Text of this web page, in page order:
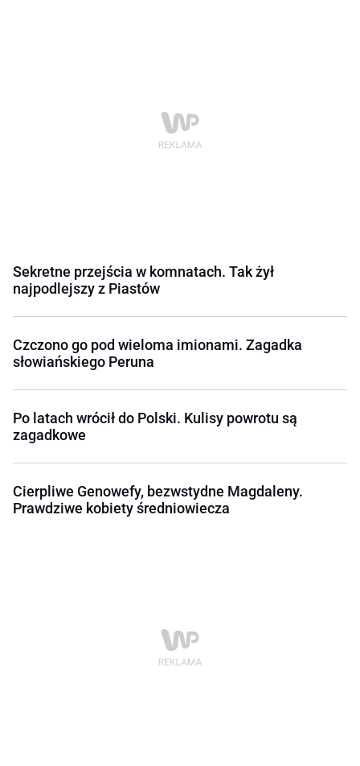
Sekretne przejścia w komnatach. Tak żył
najpodlejszy z Piastów
Czczono go pod wieloma imionami. Zagadka
słowiańskiego Peruna
Po latach wrócił do Polski. Kulisy powrotu są
zagadkowe
Cierpliwe Genowefy, bezwstydne Magdaleny.
Prawdziwe kobiety średniowiecza